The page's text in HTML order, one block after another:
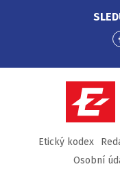
Etický kodex
Osobní